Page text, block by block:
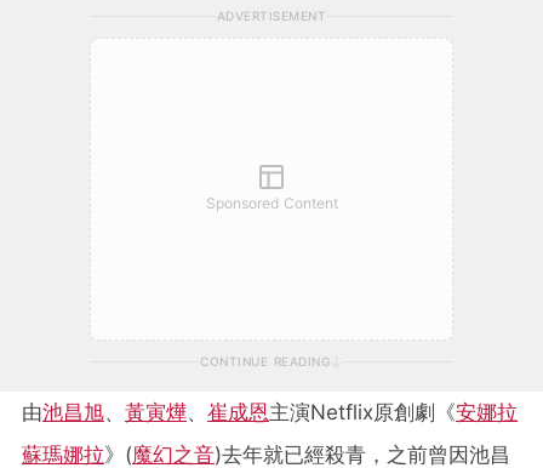
ADVERTISEMENT
Sponsored Content
CONTINUE READING
由池昌旭、 黃寅燁、 崔成恩主演Netflix原創劇《安娜拉
蘇瑪娜拉》(魔幻之音)去年就已經殺青，之前曾因池昌